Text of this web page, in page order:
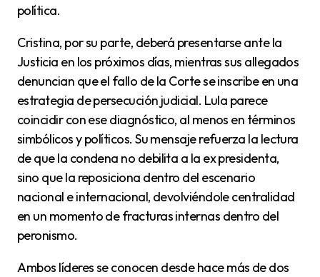
política.
Cristina, por su parte, deberá presentarse ante la
Justicia en los próximos días, mientras sus allegados
denuncian que el fallo de la Corte se inscribe en una
estrategia de persecución judicial. Lula parece
coincidir con ese diagnóstico, al menos en términos
simbólicos y políticos. Su mensaje refuerza la lectura
de que la condena no debilita a la ex presidenta,
sino que la reposiciona dentro del escenario
nacional e internacional, devolviéndole centralidad
en un momento de fracturas internas dentro del
peronismo.
Ambos líderes se conocen desde hace más de dos